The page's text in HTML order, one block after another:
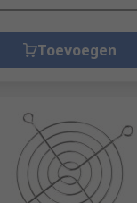
Toevoegen